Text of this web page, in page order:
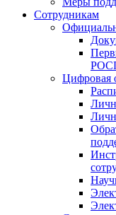
Сотрудникам
Цифровая